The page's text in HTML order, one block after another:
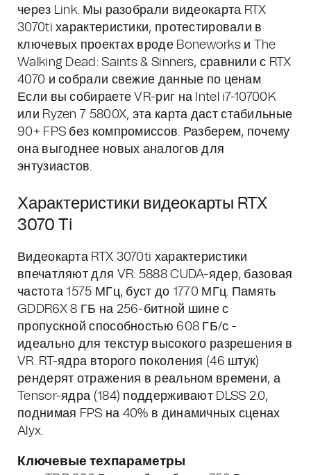
через Link. Мы разобрали видеокарта RTX
3070ti характеристики, протестировали в
ключевых проектах вроде Boneworks и The
Walking Dead: Saints & Sinners, сравнили с RTX
4070 и собрали свежие данные по ценам.
Если вы собираете VR-риг на Intel i7-10700K
или Ryzen 7 5800X, эта карта даст стабильные
90+ FPS без компромиссов. Разберем, почему
она выгоднее новых аналогов для
энтузиастов.
Характеристики видеокарты RTX
3070 Ti
Видеокарта RTX 3070ti характеристики
впечатляют для VR: 5888 CUDA-ядер, базовая
частота 1575 МГц, буст до 1770 МГц. Память
GDDR6X 8 ГБ на 256-битной шине с
пропускной способностью 608 ГБ/с -
идеально для текстур высокого разрешения в
VR. RT-ядра второго поколения (46 штук)
рендерят отражения в реальном времени, а
Tensor-ядра (184) поддерживают DLSS 2.0,
поднимая FPS на 40% в динамичных сценах
Alyx.
Ключевые техпараметры